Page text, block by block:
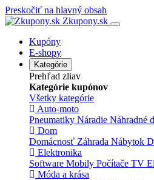
Preskočiť na hlavný obsah
Zkupony.sk
Kupóny
E-shopy
Kategórie
Prehľad zliav
Kategórie kupónov
Všetky kategórie
Auto-moto
Pneumatiky Náradie Náhradné
Dom
Domácnosť Záhrada Nábytok
Elektronika
Software Mobily Počítače TV
Móda a krása